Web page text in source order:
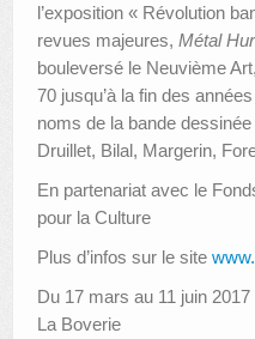
LES APPELS À
LE PORTAIL DES
l’exposition « Révolution
revues majeures, Métal
bouleversé le Neuvième
70 jusqu’à la fin des
noms de la bande
Druillet, Bilal, Margerin,
En partenariat avec le
pour la Culture
Plus d’infos sur le site
Du 17 mars au 11 juin 2017
La Boverie